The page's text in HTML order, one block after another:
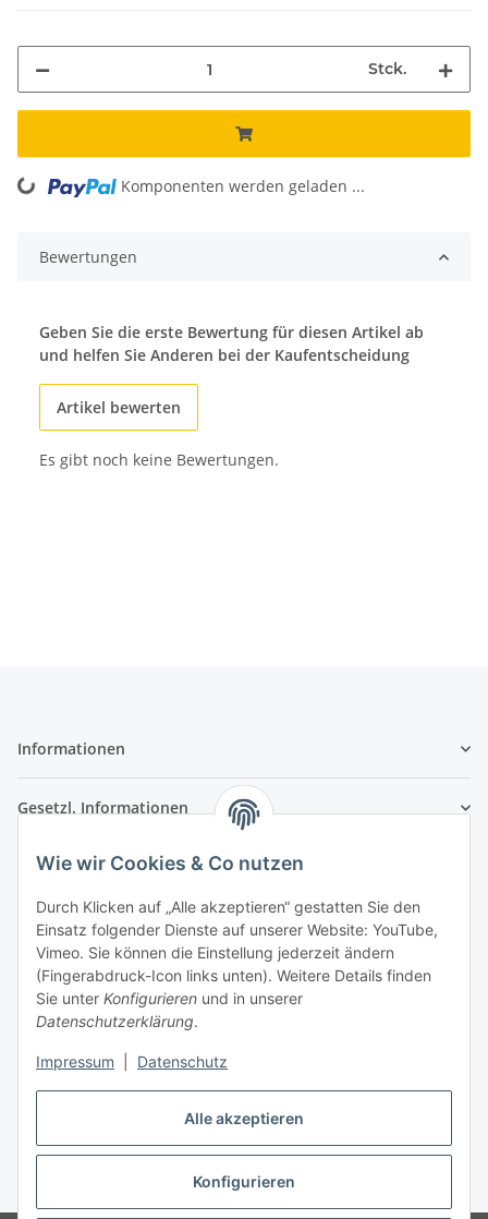
Alle akzeptieren
Konfigurieren
Wie wir Cookies & Co nutzen
Durch Klicken auf „Alle akzeptieren“ gestatten Sie den
Einsatz folgender Dienste auf unserer Website: YouTube,
Vimeo. Sie können die Einstellung jederzeit ändern
(Fingerabdruck-Icon links unten). Weitere Details finden
Sie unter Konfigurieren und in unserer
Datenschutzerklärung.
Impressum Datenschutz
Stck.
Loading... Komponenten werden geladen ...
Bewertungen
Geben Sie die erste Bewertung für diesen Artikel ab
und helfen Sie Anderen bei der Kaufentscheidung
Artikel bewerten
Es gibt noch keine Bewertungen.
Informationen
Gesetzl. Informationen
Kontaktinformationen
SRTM GmbH
Franz-Kleespies-Str. 27
63762 Großostheim
Deutschland
Telefon: 06026 991961
Fax: 06026 991962
E-Mail: info@srtm.de
Vertrag widerrufen
* Alle Preise inkl. gesetzlicher USt., zzgl.Versand